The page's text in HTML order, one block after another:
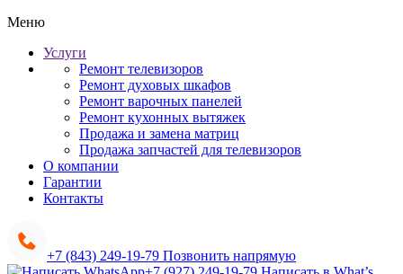
Меню
Услуги
Ремонт телевизоров
Ремонт духовых шкафов
Ремонт варочных панелей
Ремонт кухонных вытяжек
Продажа и замена матриц
Продажа запчастей для телевизоров
О компании
Гарантии
Контакты
+7 (843) 249-19-79 Позвонить напрямую